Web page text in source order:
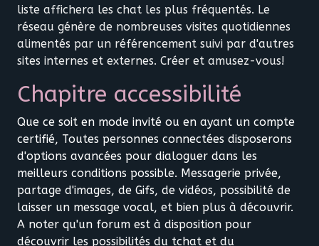
liste affichera les chat les plus fréquentés. Le
réseau génère de nombreuses visites quotidiennes
alimentés par un référencement suivi par d'autres
sites internes et externes. Créer et amusez-vous!
Chapitre accessibilité
Que ce soit en mode invité ou en ayant un compte
certifié, Toutes personnes connectées disposerons
d'options avancées pour dialoguer dans les
meilleurs conditions possible. Messagerie privée,
partage d'images, de Gifs, de vidéos, possibilité de
laisser un message vocal, et bien plus à découvrir.
A noter qu'un forum est à disposition pour
découvrir les possibilités du tchat et du